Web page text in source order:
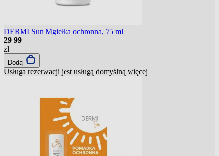
DERMI Sun Mgiełka ochronna, 75 ml
29 99
zł
Dodaj
Usługa rezerwacji jest usługą domyślną więcej